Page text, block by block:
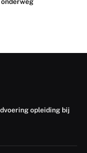
opleiding bij